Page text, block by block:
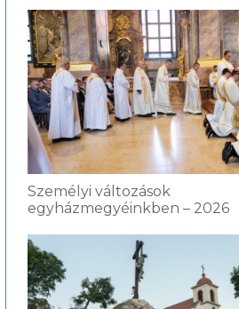
Személyi változások
egyházmegyéinkben – 2026